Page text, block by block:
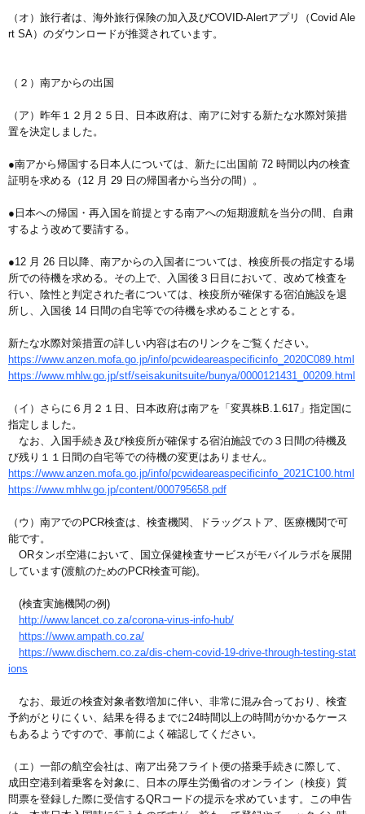
（オ）旅行者は、海外旅行保険の加入及びCOVID-Alertアプリ（Covid Ale
rt SA）のダウンロードが推奨されています。
（２）南アからの出国
（ア）昨年１２月２５日、日本政府は、南アに対する新たな水際対策措
置を決定しました。
●南アから帰国する日本人については、新たに出国前 72 時間以内の検査
証明を求める（12 月 29 日の帰国者から当分の間）。
●日本への帰国・再入国を前提とする南アへの短期渡航を当分の間、自粛
するよう改めて要請する。
●12 月 26 日以降、南アからの入国者については、検疫所長の指定する場
所での待機を求める。その上で、入国後３日目において、改めて検査を
行い、陰性と判定された者については、検疫所が確保する宿泊施設を退
所し、入国後 14 日間の自宅等での待機を求めることとする。
新たな水際対策措置の詳しい内容は右のリンクをご覧ください。
https://www.anzen.mofa.go.jp/info/pcwideareaspecificinfo_2020C089.html
https://www.mhlw.go.jp/stf/seisakunitsuite/bunya/0000121431_00209.html
（イ）さらに６月２１日、日本政府は南アを「変異株B.1.617」指定国に
指定しました。
なお、入国手続き及び検疫所が確保する宿泊施設での３日間の待機及
び残り１１日間の自宅等での待機の変更はありません。
https://www.anzen.mofa.go.jp/info/pcwideareaspecificinfo_2021C100.html
https://www.mhlw.go.jp/content/000795658.pdf
（ウ）南アでのPCR検査は、検査機関、ドラッグストア、医療機関で可
能です。
ORタンボ空港において、国立保健検査サービスがモバイルラボを展開
しています(渡航のためのPCR検査可能)。
(検査実施機関の例)
http://www.lancet.co.za/corona-virus-info-hub/
https://www.ampath.co.za/
https://www.dischem.co.za/dis-chem-covid-19-drive-through-testing-stat
ions
なお、最近の検査対象者数増加に伴い、非常に混み合っており、検査
予約がとりにくい、結果を得るまでに24時間以上の時間がかかるケース
もあるようですので、事前によく確認してください。
（エ）一部の航空会社は、南ア出発フライト便の搭乗手続きに際して、
成田空港到着乗客を対象に、日本の厚生労働省のオンライン（検疫）質
問票を登録した際に受信するQRコードの提示を求めています。この申告